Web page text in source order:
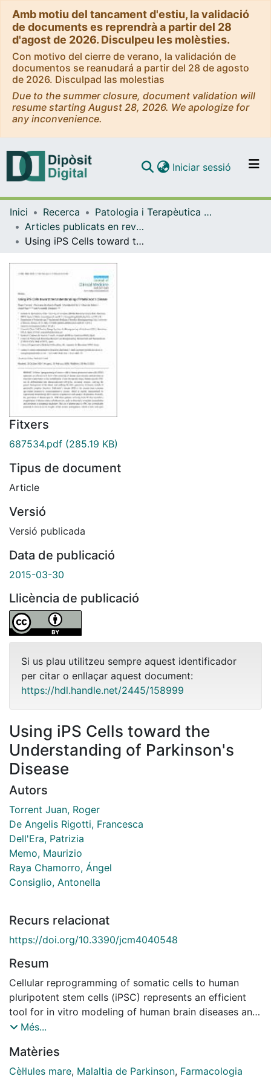
Amb motiu del tancament d'estiu, la validació
de documents es reprendrà a partir del 28
d'agost de 2026. Disculpeu les molèsties.
Con motivo del cierre de verano, la validación de
documentos se reanudará a partir del 28 de agosto
de 2026. Disculpad las molestias
Due to the summer closure, document validation will
resume starting August 28, 2026. We apologize for
any inconvenience.
Navega per tot el DD
Com publicar
Iniciar sessió (current)
Inici Recerca
Patologia i Terapèutica Experimental
Articles publicats en revistes (Patologia i Terapèutica Experimental)
Using iPS Cells toward the Understanding of Parkinson's Disease
Fitxers
687534.pdf (285.19 KB)
Tipus de document
Article
Versió
Versió publicada
Data de publicació
2015-03-30
Llicència de publicació
Si us plau utilitzeu sempre aquest identificador
per citar o enllaçar aquest document:
https://hdl.handle.net/2445/158999
Using iPS Cells toward the
Understanding of Parkinson's
Disease
Autors
Torrent Juan, Roger
De Angelis Rigotti, Francesca
Dell'Era, Patrizia
Memo, Maurizio
Raya Chamorro, Ángel
Consiglio, Antonella
Recurs relacionat
https://doi.org/10.3390/jcm4040548
Resum
Cellular reprogramming of somatic cells to human
pluripotent stem cells (iPSC) represents an efficient
tool for in vitro modeling of human brain diseases and
provides an innovative opportunity in the identification
differentiated into disease-relevant cell types,
including neurons, carrying the genetic background of
Més...
Matèries
Cèl·lules mare, Malaltia de Parkinson, Farmacologia